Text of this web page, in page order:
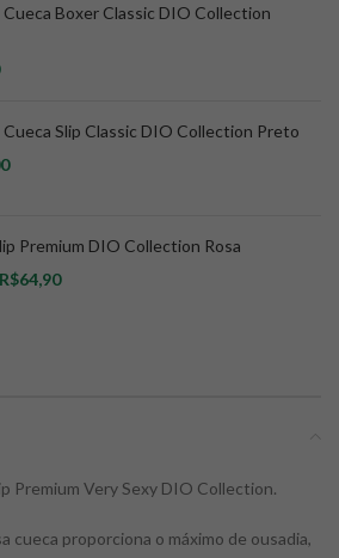
Boxer Classic DIO Collection
Slip Classic DIO Collection Preto
Premium DIO Collection Rosa
R$64,90
Premium Very Sexy DIO Collection.
cueca proporciona o máximo de ousadia,